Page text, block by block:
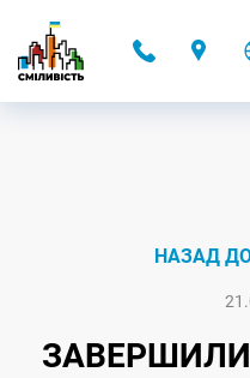
НАЗАД